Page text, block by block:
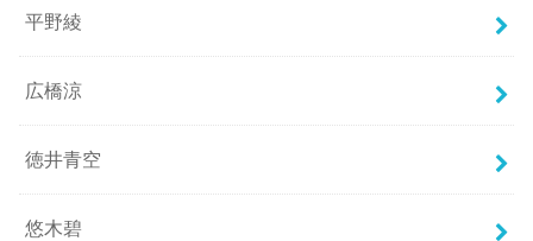
平野綾
広橋涼
徳井青空
悠木碧